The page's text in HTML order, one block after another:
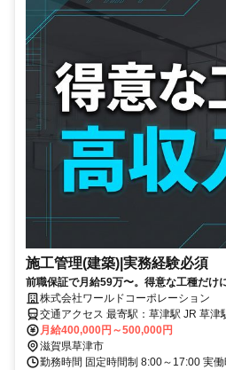
施工管理(建築)|実務経験必須
前職保証で月給59万〜。得意な工種だけ
株式会社ワールドコーポレーション
交通アクセス 最寄駅：草津駅 JR
月給400,000円～500,000円
滋賀県草津市
勤務時間 固定時間制 8:00～17:00 実